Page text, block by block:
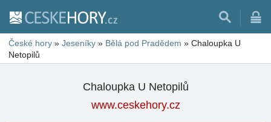
České hory » Jeseníky » Bělá pod Pradědem » Chaloupka U
Netopilů
Chaloupka U Netopilů
www.ceskehory.cz